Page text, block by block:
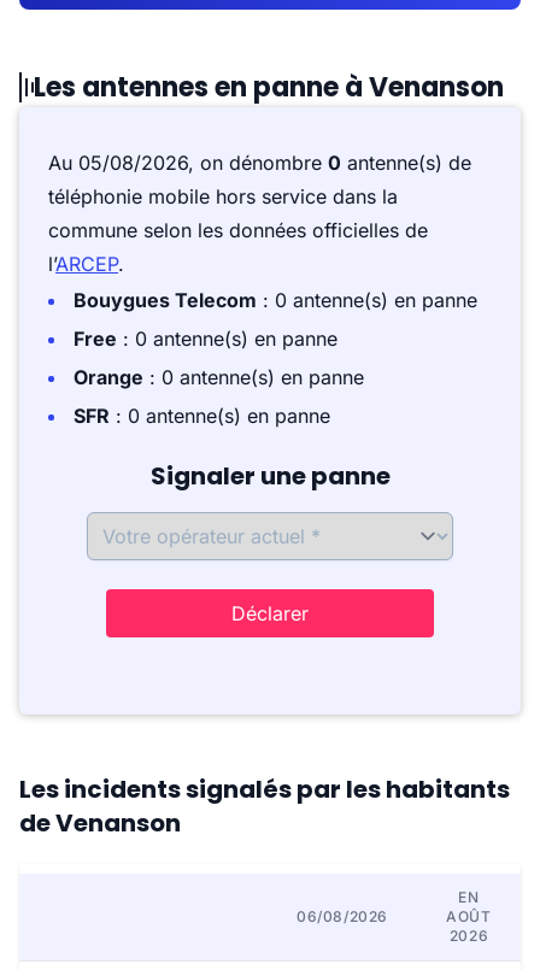
Les antennes en panne à Venanson
Au 05/08/2026, on dénombre 0 antenne(s) de
téléphonie mobile hors service dans la
commune selon les données officielles de
l’ARCEP.
Bouygues Telecom : 0 antenne(s) en panne
Free : 0 antenne(s) en panne
Orange : 0 antenne(s) en panne
SFR : 0 antenne(s) en panne
Signaler une panne
Déclarer
Les incidents signalés par les habitants
de Venanson
06/08/2026
EN
AOÛT
2026